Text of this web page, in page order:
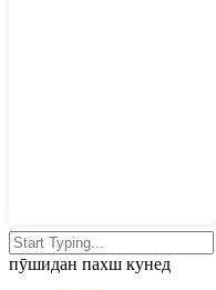
пӯшидан пахш кунед